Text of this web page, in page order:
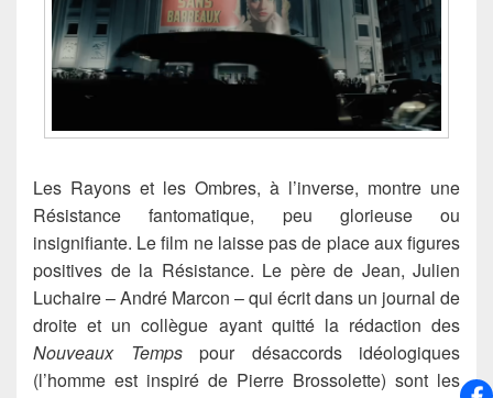
Les Rayons et les Ombres, à l’inverse, montre une
Résistance fantomatique, peu glorieuse ou
insignifiante. Le film ne laisse pas de place aux figures
positives de la Résistance. Le père de Jean, Julien
Luchaire – André Marcon – qui écrit dans un journal de
droite et un collègue ayant quitté la rédaction des
Nouveaux Tempspour désaccords idéologiques
(l’homme est inspiré de Pierre Brossolette) sont les